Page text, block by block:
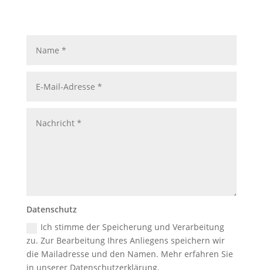
Datenschutz
Ich stimme der Speicherung und Verarbeitung
zu. Zur Bearbeitung Ihres Anliegens speichern wir
die Mailadresse und den Namen. Mehr erfahren Sie
in unserer Datenschutzerklärung.